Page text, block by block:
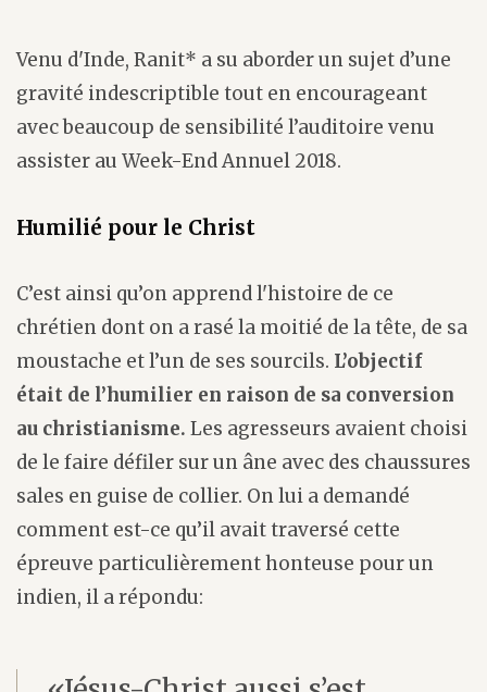
Venu d'Inde, Ranit* a su aborder un sujet d’une
gravité indescriptible tout en encourageant
avec beaucoup de sensibilité l’auditoire venu
assister au Week-End Annuel 2018.
Humilié pour le Christ
C’est ainsi qu’on apprend l'histoire de ce
chrétien dont on a rasé la moitié de la tête, de sa
moustache et l’un de ses sourcils. L’objectif
était de l’humilier en raison de sa conversion
au christianisme. Les agresseurs avaient choisi
de le faire défiler sur un âne avec des chaussures
sales en guise de collier. On lui a demandé
comment est-ce qu’il avait traversé cette
épreuve particulièrement honteuse pour un
indien, il a répondu: